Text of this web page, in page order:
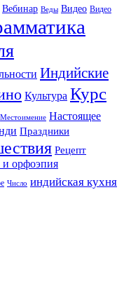
Вебинар Веды Видео Видео
Индийские
Культура Курс
Местоимение Настоящее
Праздники
Рецепт
орфоэпия
Число индийская кухня